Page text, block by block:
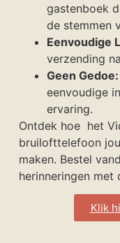
gastenboek
de stemmen
Eenvoudige
verzending
Geen Gedoe:
eenvoudige
ervaring.
Ontdek hoe het
bruilofttelefoon
maken. Bestel
herinneringen met
Klik